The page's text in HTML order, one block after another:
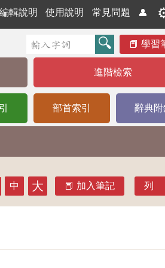
編輯說明 使用說明 常見問題 👤
學習
進階檢索
部首索引 辭典附
中 大 加入筆記 列